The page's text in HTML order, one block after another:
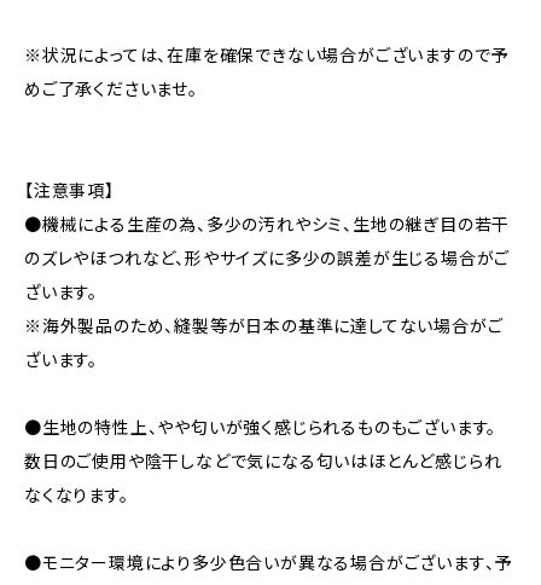
※状況によっては、在庫を確保できない場合がございますので予
めご了承くださいませ。
【注意事項】
●機械による生産の為、多少の汚れやシミ、生地の継ぎ目の若干
のズレやほつれなど、形やサイズに多少の誤差が生じる場合がご
ざいます。
※海外製品のため、縫製等が日本の基準に達してない場合がご
ざいます。
●生地の特性上、やや匂いが強く感じられるものもございます。
数日のご使用や陰干しなどで気になる匂いはほとんど感じられ
なくなります。
●モニター環境により多少色合いが異なる場合がございます、予